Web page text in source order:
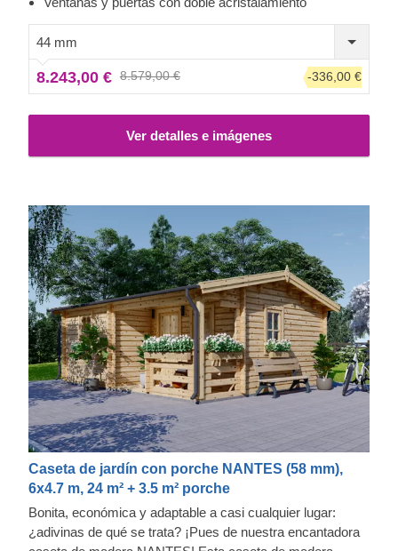
44 mm
8.243,00 € 8.579,00 € -336,00 €
Ver detalles e imágenes
Caseta de jardín con porche NANTES (58 mm),
6x4.7 m, 24 m² + 3.5 m² porche
Bonita, económica y adaptable a casi cualquier lugar:
¿adivinas de qué se trata? ¡Pues de nuestra encantadora